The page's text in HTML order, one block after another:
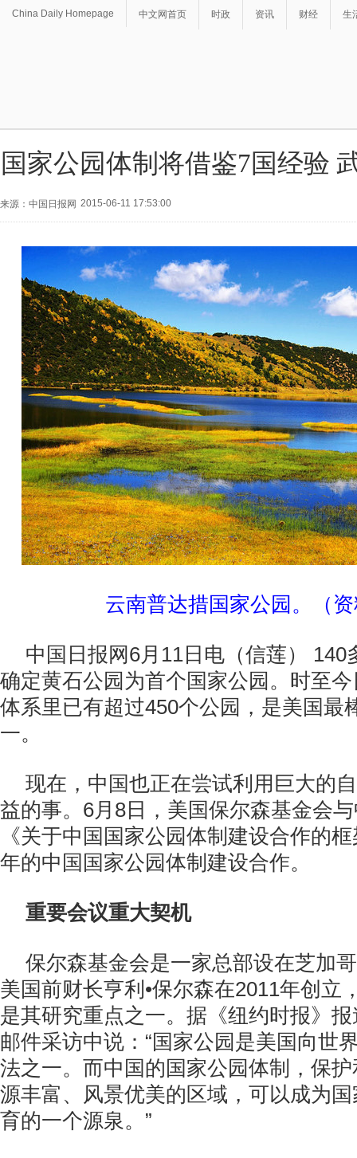
China Daily Homepage 中文网首页 时政 资讯 财经 生
国家公园体制将借鉴7国经验
来源：中国日报网 2015-06-11 17:53:00
云南普达措国家公园。（
中国日报网6月11日电（信莲） 140
确定黄石公园为首个国家公园。时至
体系里已有超过450个公园，是美国最
一。
现在，中国也正在尝试利用巨大的
益的事。6月8日，美国保尔森基金会
《关于中国国家公园体制建设合作的
年的中国国家公园体制建设合作。
重要会议重大契机
保尔森基金会是一家总部设在芝加
美国前财长亨利•保尔森在2011年创立
是其研究重点之一。据《纽约时报》
邮件采访中说：“国家公园是美国向世
法之一。而中国的国家公园体制，保
源丰富、风景优美的区域，可以成为
育的一个源泉。”